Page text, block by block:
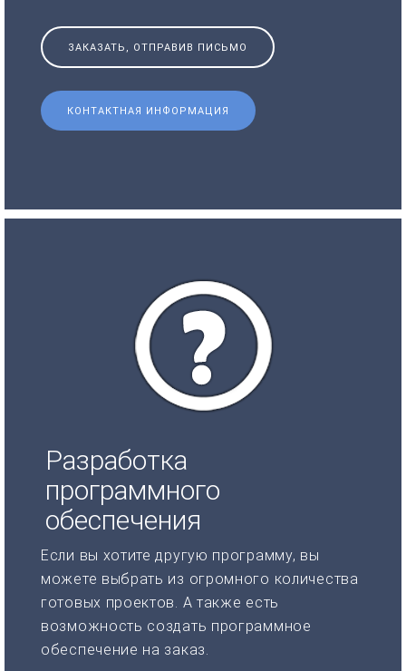
ЗАКАЗАТЬ, ОТПРАВИВ ПИСЬМО
КОНТАКТНАЯ ИНФОРМАЦИЯ
Разработка
программного
обеспечения
Если вы хотите другую программу, вы
можете выбрать из огромного количества
готовых проектов. А также есть
возможность создать программное
обеспечение на заказ.